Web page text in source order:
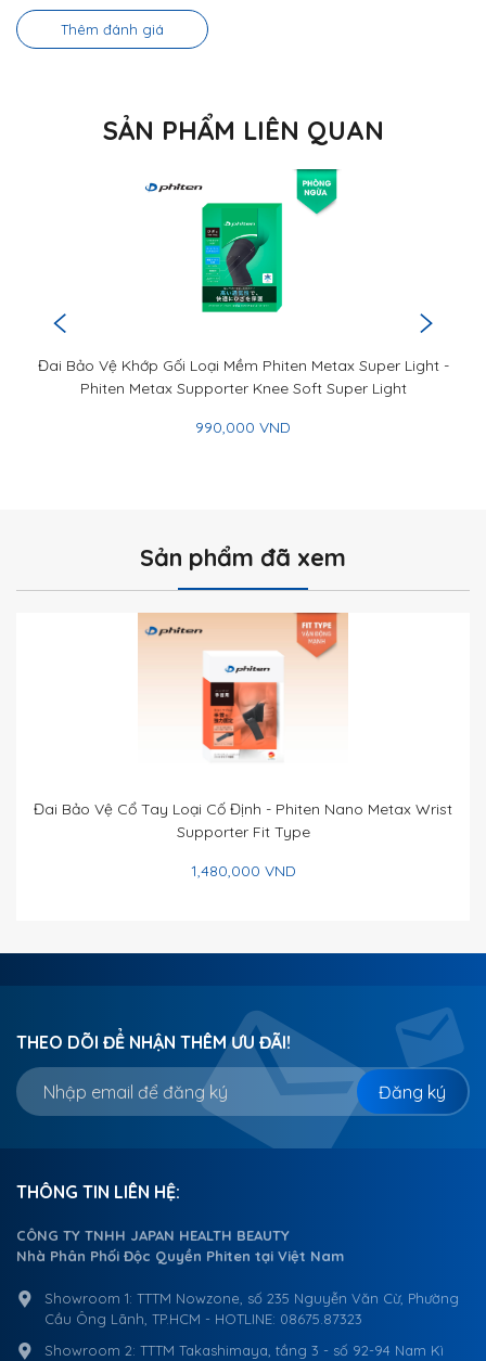
Thêm đánh giá
SẢN PHẨM LIÊN QUAN
Đai Bảo Vệ Khớp Gối Loại Mềm Phiten Metax Super Light -
Phiten Metax Supporter Knee Soft Super Light
990,000 VND
Sản phẩm đã xem
Đai Bảo Vệ Cổ Tay Loại Cố Định - Phiten Nano Metax Wrist
Supporter Fit Type
1,480,000 VND
THEO DÕI ĐỂ NHẬN THÊM ƯU ĐÃI!
Đăng ký
THÔNG TIN LIÊN HỆ:
CÔNG TY TNHH JAPAN HEALTH BEAUTY
Nhà Phân Phối Độc Quyền Phiten tại Việt Nam
Showroom 1: TTTM Nowzone, số 235 Nguyễn Văn Cừ, Phường
Cầu Ông Lãnh, TP.HCM - HOTLINE: 08675.87323
Showroom 2: TTTM Takashimaya, tầng 3 - số 92-94 Nam Kì